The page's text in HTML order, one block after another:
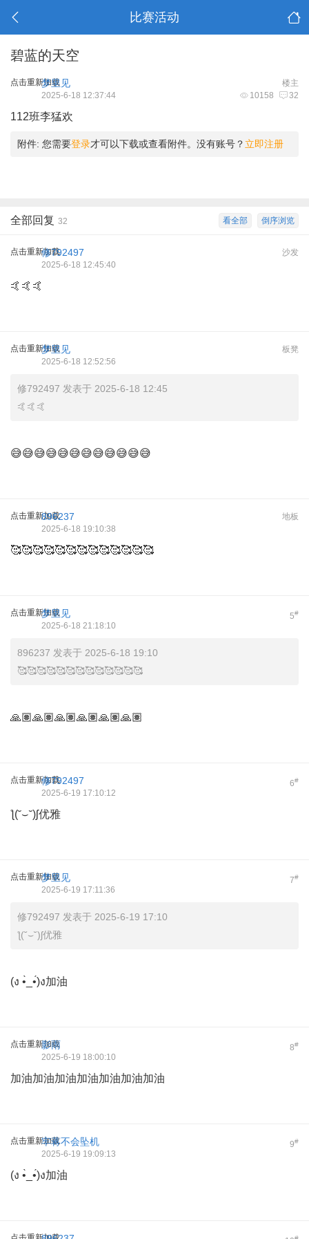
比赛活动
碧蓝的天空
点击重新加载 楼主
梦里见
10158 32
2025-6-18 12:37:44
112班李猛欢
附件: 您需要登录才可以下载或查看附件。没有账号？ 立即注册
倒序浏览
看全部
全部回复 32
点击重新加载 沙发
修792497
2025-6-18 12:45:40
🤙🤙🤙
点击重新加载 板凳
梦里见
2025-6-18 12:52:56
修792497 发表于 2025-6-18 12:45
🤙🤙🤙
😅😅😅😅😅😅😅😅😅😅😅😅
点击重新加载 地板
896237
2025-6-18 19:10:38
🥰🥰🥰🥰🥰🥰🥰🥰🥰🥰🥰🥰🥰
点击重新加载 5#
梦里见
2025-6-18 21:18:10
896237 发表于 2025-6-18 19:10
🥰🥰🥰🥰🥰🥰🥰🥰🥰🥰🥰🥰🥰
🙏🏽🙏🏽🙏🏽🙏🏽🙏🏽🙏🏽
点击重新加载 6#
修792497
2025-6-19 17:10:12
ƪ(˘⌣˘)ʃ优雅
点击重新加载 7#
梦里见
2025-6-19 17:11:36
修792497 发表于 2025-6-19 17:10
ƪ(˘⌣˘)ʃ优雅
(ง •̀_•́)ง加油
点击重新加载 8#
影雨
2025-6-19 18:00:10
加油加油加油加油加油加油加油
点击重新加载 9#
牢蒋不会坠机
2025-6-19 19:09:13
(ง •̀_•́)ง加油